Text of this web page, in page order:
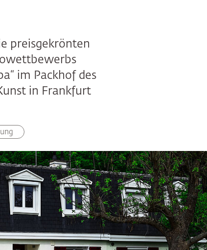
preisgekrönten
im Packhof des
in Frankfurt